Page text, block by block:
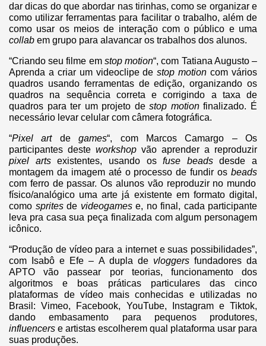
dar dicas do que abordar nas tirinhas, como se organizar e
como utilizar ferramentas para facilitar o trabalho, além de
como usar os meios de interação com o público e uma
collab em grupo para alavancar os trabalhos dos alunos.
“Criando seu filme em stop motion“, com Tatiana Augusto –
Aprenda a criar um videoclipe destop motion com vários
quadros usando ferramentas de edição, organizando os
quadros na sequência correta e corrigindo a taxa de
quadros para ter um projeto destop motionfinalizado. É
necessário levar celular com câmera fotográfica.
“Pixel artdegames“, com Marcos Camargo – Os
participantes deste workshop vão aprender a reproduzir
pixel artsexistentes, usando osfuse beadsdesde a
montagem da imagem até o processo de fundir os beads
com ferro de passar. Os alunos vão reproduzir no mundo
físico/analógico uma arte já existente em formato digital,
como spritesde videogamese, no final, cada participante
leva pra casa sua peça finalizada com algum personagem
icônico.
“Produção de vídeo para a internet e suas possibilidades”,
com Isabô e Efe – A dupla de vloggersfundadores da
APTO vão passear por teorias, funcionamento dos
algoritmos e boas práticas particulares das cinco
plataformas de vídeo mais conhecidas e utilizadas no
Brasil: Vimeo, Facebook, YouTube, Instagram e Tiktok,
dando embasamento para pequenos produtores,
influencers e artistas escolherem qual plataforma usar para
suas produções.